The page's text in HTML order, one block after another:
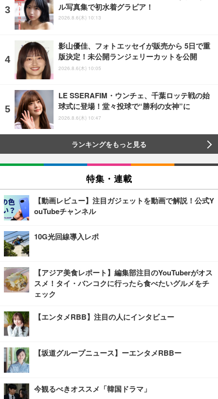
ル写真集で初水着グラビア！
2026.8.6(木) 10:13
影山優佳、フォトエッセイが販売から 5日で重
版決定！未公開ランジェリーカットを公開
2026.8.6(木) 10:05
LE SSERAFIM・ウンチェ、千葉ロッテ戦の始
球式に登場！堂々投球で“勝利の女神”に
2026.8.6(木) 10:47
ランキングをもっと見る
特集・連載
【動画レビュー】注目ガジェットを動画で解説！公式Y
ouTubeチャンネル
10G光回線導入レポ
【アジア美食レポート】編集部注目のYouTuberがオス
スメ！タイ・バンコクに行ったら食べたいグルメをチ
ェック
【エンタメRBB】注目の人にインタビュー
【坂道グループニュース】ーエンタメRBBー
今観るべきオススメ「韓国ドラマ」